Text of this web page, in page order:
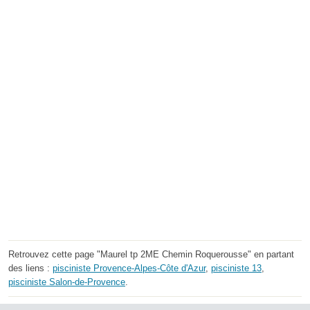
Retrouvez cette page "Maurel tp 2ME Chemin Roquerousse" en partant
des liens : pisciniste Provence-Alpes-Côte d'Azur, pisciniste 13,
pisciniste Salon-de-Provence.